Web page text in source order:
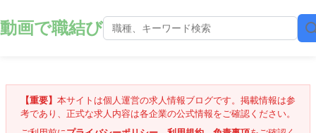
動画で職結び
【重要】 本サイトは個人運営の求人情報ブログです。掲載情報は参
考であり、正式な求人内容は各企業の公式情報をご確認ください。